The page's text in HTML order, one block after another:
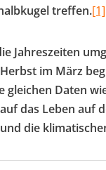
treffen.[1]
Jahreszeiten
im März
Daten
das Leben auf
die